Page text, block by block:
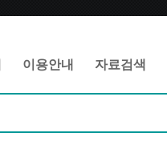
이용안내 자료검색